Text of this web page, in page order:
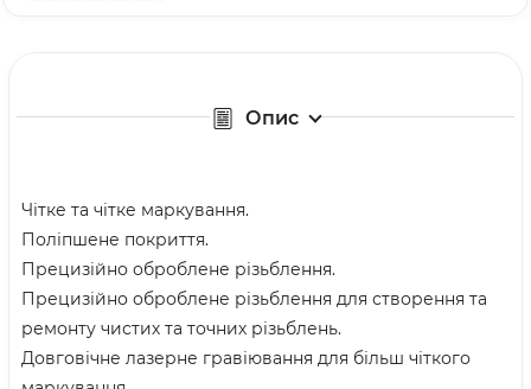
Опис
Чітке та чітке маркування.
Поліпшене покриття.
Прецизійно оброблене різьблення.
Прецизійно оброблене різьблення для створення та
ремонту чистих та точних різьблень.
Довговічне лазерне гравіювання для більш чіткого